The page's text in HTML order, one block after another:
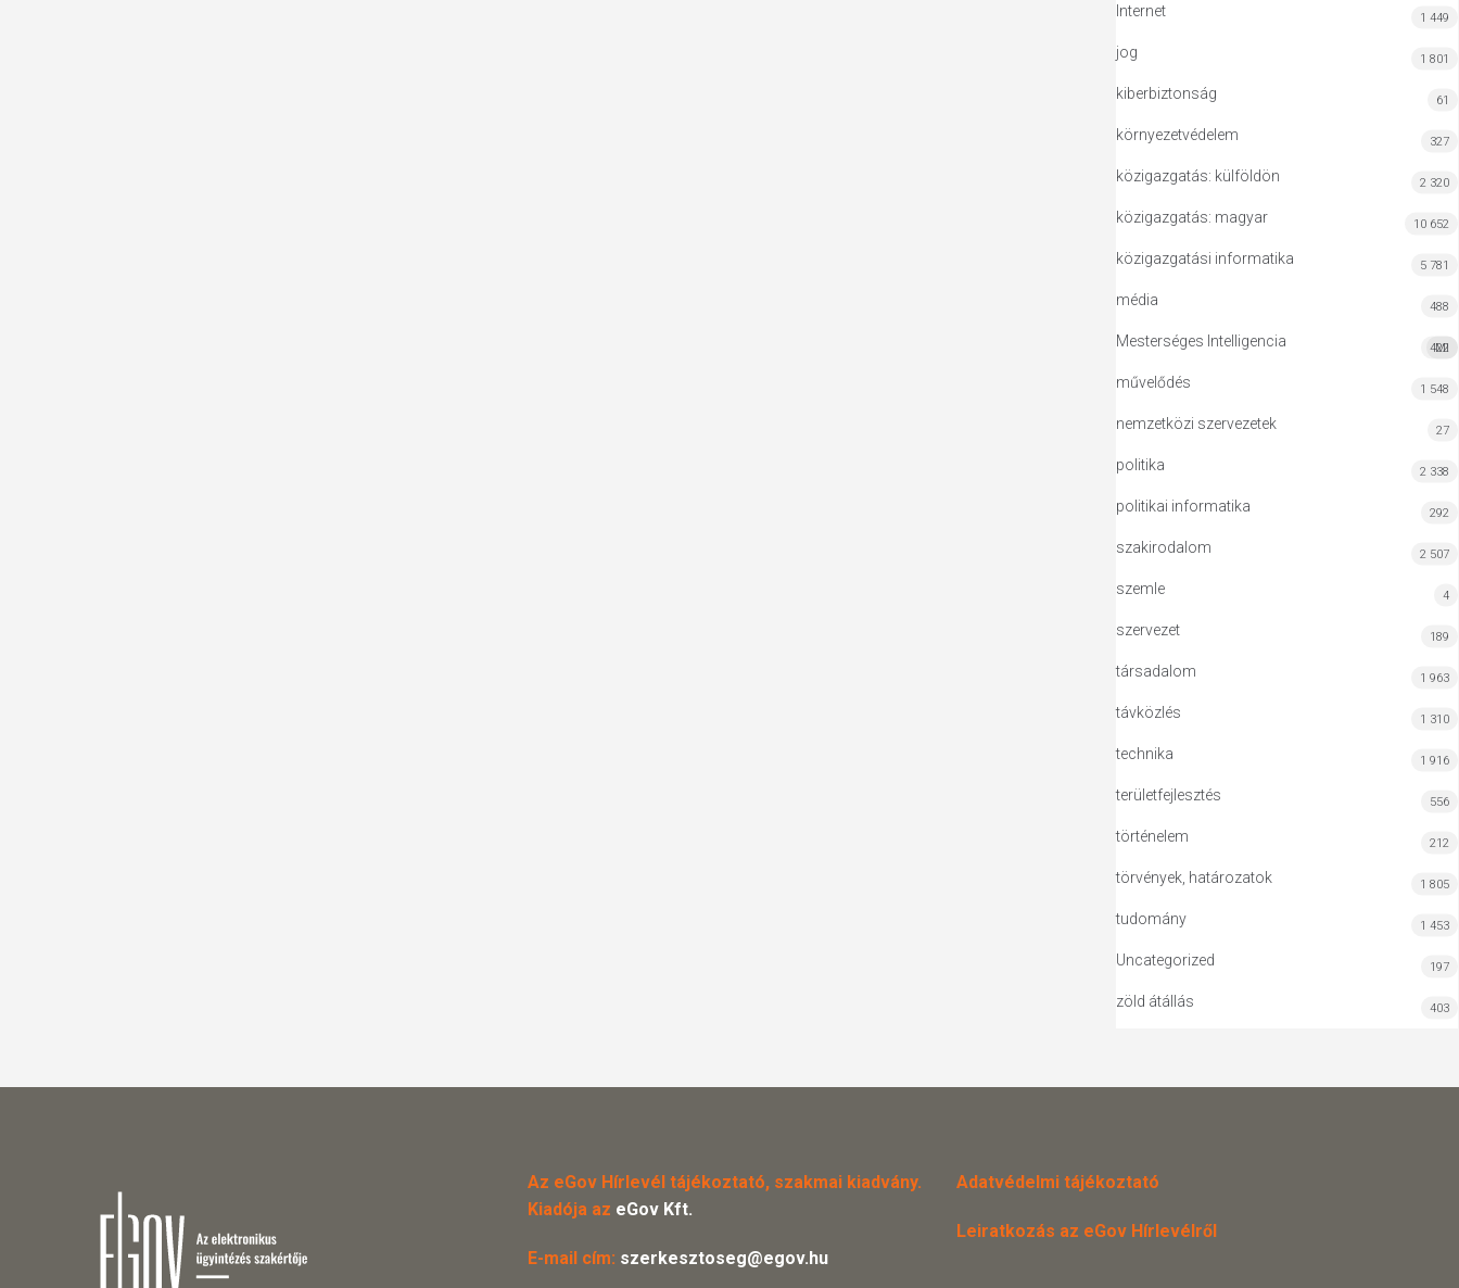
Internet 1 449
jog 1 801
kiberbiztonság 61
környezetvédelem 327
közigazgatás: külföldön 2 320
közigazgatás: magyar 10 652
közigazgatási informatika 5 781
média 488
Mesterséges Intelligencia MI
422
művelődés 1 548
nemzetközi szervezetek 27
politika 2 338
politikai informatika 292
szakirodalom 2 507
szemle 4
szervezet 189
társadalom 1 963
távközlés 1 310
technika 1 916
területfejlesztés 556
történelem 212
törvények, határozatok 1 805
tudomány 1 453
Uncategorized 197
zöld átállás 403
Az eGov Hírlevél tájékoztató, szakmai kiadvány.
Kiadója az eGov Kft.
E-mail cím: szerkesztoseg@egov.hu
Adatvédelmi tájékoztató
Leiratkozás az eGov Hírlevélről